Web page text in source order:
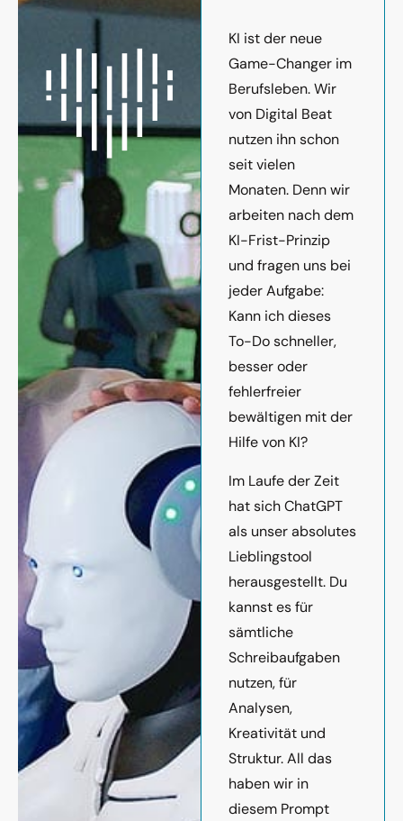
KI ist der neue
Game-Changer im
Berufsleben. Wir
von Digital Beat
nutzen ihn schon
seit vielen
Monaten. Denn wir
arbeiten nach dem
KI-Frist-Prinzip
und fragen uns bei
jeder Aufgabe:
Kann ich dieses
To-Do schneller,
besser oder
fehlerfreier
bewältigen mit der
Hilfe von KI?
Im Laufe der Zeit
hat sich ChatGPT
als unser absolutes
Lieblingstool
herausgestellt. Du
kannst es für
sämtliche
Schreibaufgaben
nutzen, für
Analysen,
Kreativität und
Struktur. All das
haben wir in
diesem Prompt